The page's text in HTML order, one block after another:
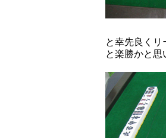
と幸先良く
と楽勝かと思